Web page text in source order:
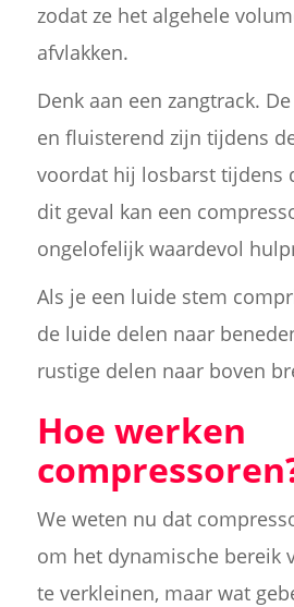
zodat ze het algehele
afvlakken.
Denk aan een zangtrack.
en fluisterend zijn tijdens
voordat hij losbarst tijdens
dit geval kan een
ongelofelijk waardevol
Als je een luide stem
de luide delen naar
rustige delen naar boven
Hoe werken
We weten nu dat
om het dynamische bereik
te verkleinen, maar wat